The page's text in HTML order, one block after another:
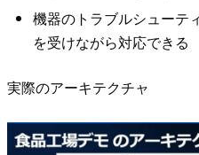
機器のトラブルシューテ
を受けながら対応できる
実際のアーキテクチャ